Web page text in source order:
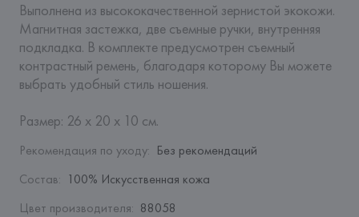
Выполнена из высококачественной зернистой экокожи.
Магнитная застежка, две съемные ручки, внутренняя
подкладка. В комплекте предусмотрен съемный
контрастный ремень, благодаря которому Вы можете
выбрать удобный стиль ношения.
Размер: 26 х 20 х 10 см.
Рекомендация по уходу: Без рекомендаций
Состав: 100% Искусственная кожа
Цвет производителя: 88058